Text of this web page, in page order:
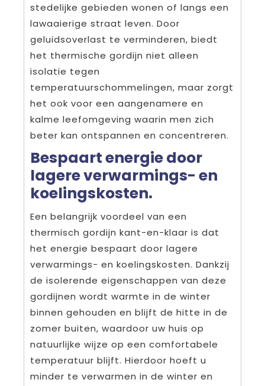
stedelijke gebieden wonen of langs een
lawaaierige straat leven. Door
geluidsoverlast te verminderen, biedt
het thermische gordijn niet alleen
isolatie tegen
temperatuurschommelingen, maar zorgt
het ook voor een aangenamere en
kalme leefomgeving waarin men zich
beter kan ontspannen en concentreren.
Bespaart energie door
lagere verwarmings- en
koelingskosten.
Een belangrijk voordeel van een
thermisch gordijn kant-en-klaar is dat
het energie bespaart door lagere
verwarmings- en koelingskosten. Dankzij
de isolerende eigenschappen van deze
gordijnen wordt warmte in de winter
binnen gehouden en blijft de hitte in de
zomer buiten, waardoor uw huis op
natuurlijke wijze op een comfortabele
temperatuur blijft. Hierdoor hoeft u
minder te verwarmen in de winter en